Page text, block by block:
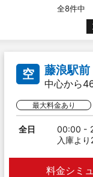
全8件中
空 藤浪駅前
中心から
最大料金あり
全日
00:00 -
入庫よ
料金シミ